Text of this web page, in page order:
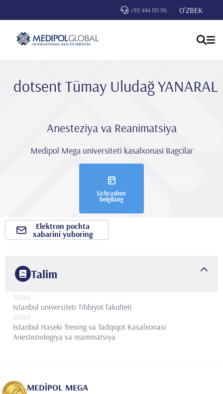
+90 444 00 96 O'ZBEK
dotsent Tümay Uludağ YANARAL
Anesteziya va Reanimatsiya
Medipol Mega universiteti kasalxonasi Bagcilar
Uchrashuv
belgilang
Talim
2005
Istanbul universiteti Tibbiyot fakulteti
2009
Istanbul Haseki Trening va Tadqiqot Kasalxonasi
Anesteziologiya va reanimatsiya
Elektron pochta
xabarini yuboring
MEDİPOL MEGA